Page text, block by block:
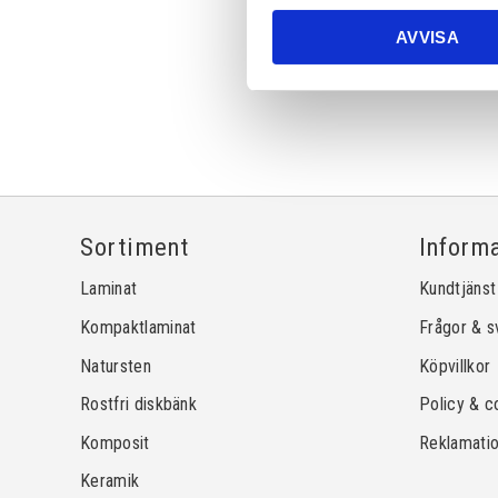
AVVISA
Sortiment
Laminat
Kompaktlaminat
Natursten
Rostfri diskbänk
Komposit
Keramik
Kundtjänst
Frågor &
Köpvillkor
Policy &